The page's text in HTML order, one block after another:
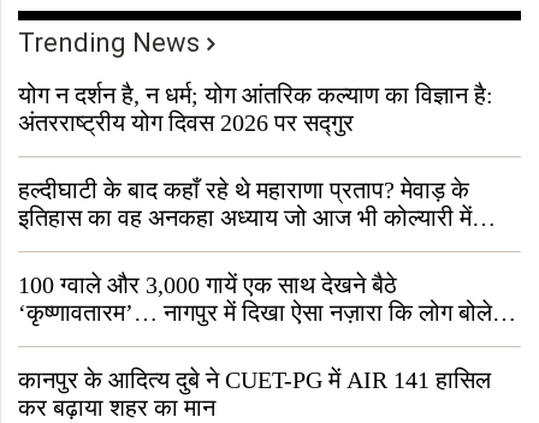
Trending News
योग न दर्शन है, न धर्म; योग आंतरिक कल्याण का विज्ञान है:
अंतरराष्ट्रीय योग दिवस 2026 पर सद्गुर
हल्दीघाटी के बाद कहाँ रहे थे महाराणा प्रताप? मेवाड़ के
इतिहास का वह अनकहा अध्याय जो आज भी कोल्यारी में
जीवित है
100 ग्वाले और 3,000 गायें एक साथ देखने बैठे
‘कृष्णावतारम’… नागपुर में दिखा ऐसा नज़ारा कि लोग बोले,
“ऐसा तो सिर्फ़ कृष्ण ही कर सकते हैं”
कानपुर के आदित्य दुबे ने CUET-PG में AIR 141 हासिल
कर बढ़ाया शहर का मान